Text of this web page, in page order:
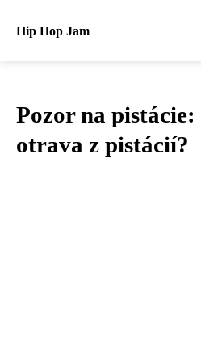
Hip Hop Jam
Pozor na
otrava z pistácií?